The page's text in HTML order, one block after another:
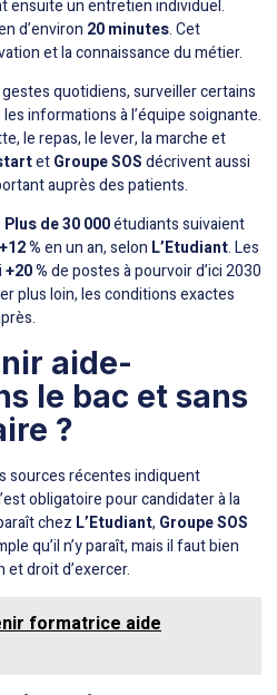
ensuite un entretien individuel.
d’environ 20 minutes. Cet
et la connaissance du métier.
quotidiens, surveiller certains
informations à l’équipe soignante.
le repas, le lever, la marche et
etGroupe SOSdécrivent aussi
auprès des patients.
Plus de 30 000étudiants suivaient
+12 %en un an, selon L’Etudiant. Les
+20 %de postes à pourvoir d’ici 2030
plus loin, les conditions exactes
aide-
le bac et sans
?
sources récentes indiquent
obligatoire pour candidater à la
chez L’Etudiant, Groupe SOS
qu’il n’y paraît, mais il faut bien
droit d’exercer.
formatrice aide